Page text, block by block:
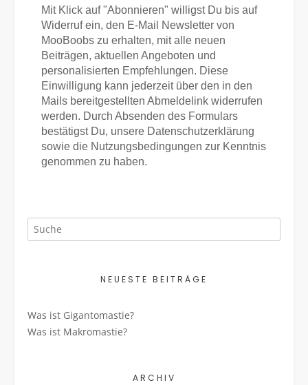
Mit Klick auf "Abonnieren" willigst Du bis auf
Widerruf ein, den E-Mail Newsletter von
MooBoobs zu erhalten, mit alle neuen
Beiträgen, aktuellen Angeboten und
personalisierten Empfehlungen. Diese
Einwilligung kann jederzeit über den in den
Mails bereitgestellten Abmeldelink widerrufen
werden. Durch Absenden des Formulars
bestätigst Du, unsere Datenschutzerklärung
sowie die Nutzungsbedingungen zur Kenntnis
genommen zu haben.
NEUESTE BEITRÄGE
Was ist Gigantomastie?
Was ist Makromastie?
ARCHIV